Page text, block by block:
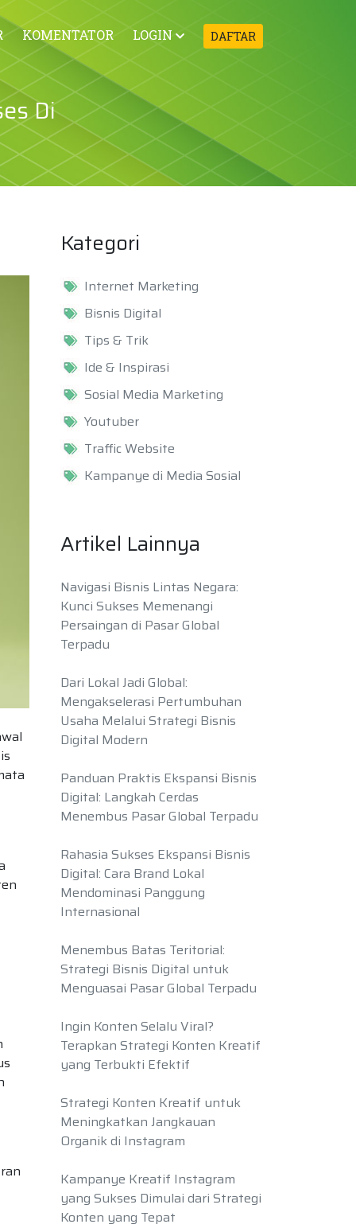
KOMENTATOR LOGIN DAFTAR
Di
Kategori
Internet Marketing
Bisnis Digital
Tips & Trik
Ide & Inspirasi
Sosial Media Marketing
Youtuber
Traffic Website
Kampanye di Media Sosial
Artikel Lainnya
Navigasi Bisnis Lintas Negara:
Kunci Sukses Memenangi
Persaingan di Pasar Global
Terpadu
Dari Lokal Jadi Global:
Mengakselerasi Pertumbuhan
Usaha Melalui Strategi Bisnis
Digital Modern
Panduan Praktis Ekspansi Bisnis
Digital: Langkah Cerdas
Menembus Pasar Global Terpadu
Rahasia Sukses Ekspansi Bisnis
Digital: Cara Brand Lokal
Mendominasi Panggung
Internasional
Menembus Batas Teritorial:
Strategi Bisnis Digital untuk
Menguasai Pasar Global Terpadu
Ingin Konten Selalu Viral?
Terapkan Strategi Konten Kreatif
yang Terbukti Efektif
Strategi Konten Kreatif untuk
Meningkatkan Jangkauan
Organik di Instagram
Kampanye Kreatif Instagram
yang Sukses Dimulai dari Strategi
Konten yang Tepat